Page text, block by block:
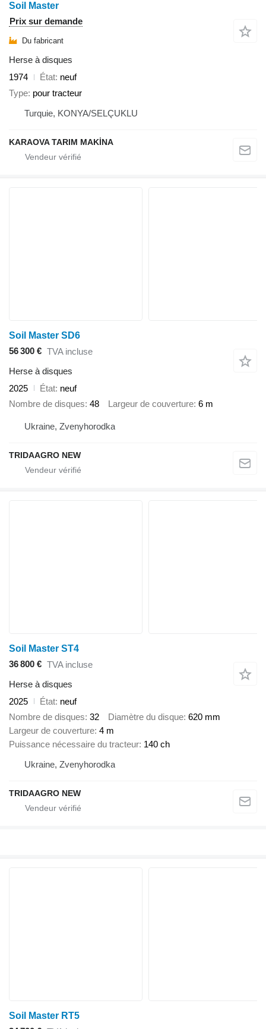
Soil Master
Prix sur demande
Du fabricant
Herse à disques
1974
État neuf
Type pour tracteur
Turquie, KONYA/SELÇUKLU
KARAOVA TARIM MAKİNA
Soil Master SD6
56 300 € TVA incluse
Herse à disques
2025
État neuf
Nombre de disques 48 Largeur de couverture 6 m
Ukraine, Zvenyhorodka
TRIDAAGRO NEW
Soil Master ST4
36 800 € TVA incluse
Herse à disques
2025
État neuf
Nombre de disques 32 Diamètre du disque 620 mm
Largeur de couverture 4 m
Puissance nécessaire du tracteur 140 ch
Ukraine, Zvenyhorodka
TRIDAAGRO NEW
Soil Master RT5